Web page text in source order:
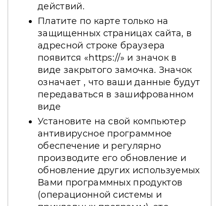
действий.
Платите по карте только на
защищенных страницах сайта, в
адресной строке браузера
появится «https://» и значок в
виде закрытого замочка. Значок
означает , что ваши данные будут
передаваться в зашифрованном
виде
Установите на свой компьютер
антивирусное программное
обеспечение и регулярно
производите его обновление и
обновление других используемых
Вами программных продуктов
(операционной системы и